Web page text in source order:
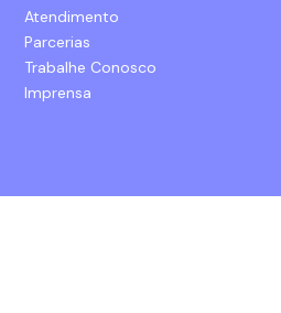
Atendimento
Parcerias
Trabalhe Conosco
Imprensa